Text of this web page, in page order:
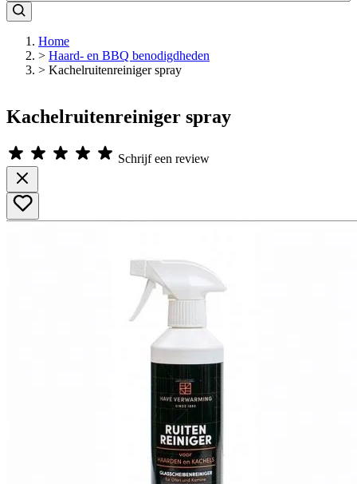
Home
> Haard- en BBQ benodigdheden
> Kachelruitenreiniger spray
Kachelruitenreiniger spray
Schrijf een review